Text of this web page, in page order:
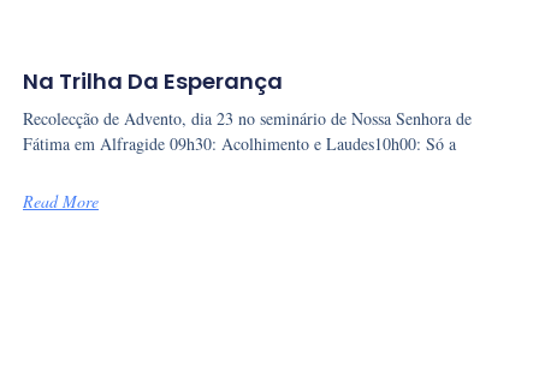
Na Trilha Da Esperança
Recolecção de Advento, dia 23 no seminário de Nossa Senhora de
Fátima em Alfragide 09h30: Acolhimento e Laudes10h00: Só a
Read More